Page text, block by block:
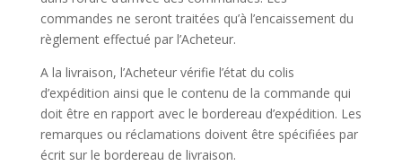
commandes ne seront traitées qu’à l’encaissement du
règlement effectué par l’Acheteur.
A la livraison, l’Acheteur vérifie l’état du colis
d’expédition ainsi que le contenu de la commande qui
doit être en rapport avec le bordereau d’expédition. Les
remarques ou réclamations doivent être spécifiées par
écrit sur le bordereau de livraison.